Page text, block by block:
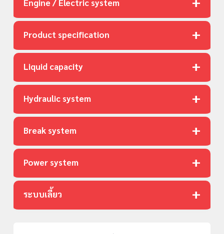
Engine / Electric system
Product specification +
Liquid capacity +
Hydraulic system +
Break system +
Power system +
ระบบเลี้ยว +